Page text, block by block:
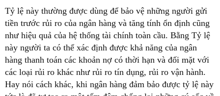
Tỷ lệ này thường được dùng để bảo vệ những người gửi
tiền trước rủi ro của ngân hàng và tăng tính ổn định cũng
như hiệu quả của hệ thống tài chính toàn cầu. Bằng Tỷ lệ
này người ta có thể xác định được khả năng của ngân
hàng thanh toán các khoản nợ có thời hạn và đối mặt với
các loại rủi ro khác như rủi ro tín dụng, rủi ro vận hành.
Hay nói cách khác, khi ngân hàng đảm bảo được tỷ lệ này